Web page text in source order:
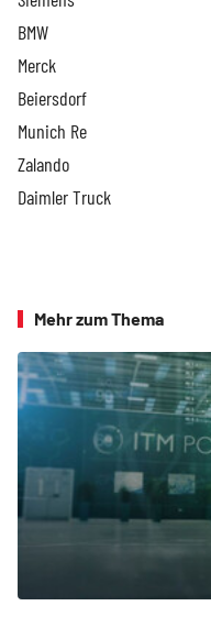
BMW
Merck
Beiersdorf
Munich Re
Zalando
Daimler Truck
Mehr zum Thema